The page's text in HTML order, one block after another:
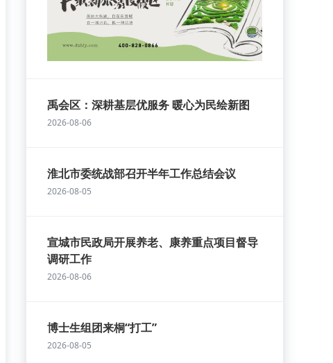
禹会区：深耕基层优服务 暖心为民绘新图
2026-08-06
淮北市委统战部召开半年工作总结会议
2026-08-05
宣城市民政局开展养老、康养重点项目督导
调研工作
2026-08-06
博士生组团来桐“打工”
2026-08-05